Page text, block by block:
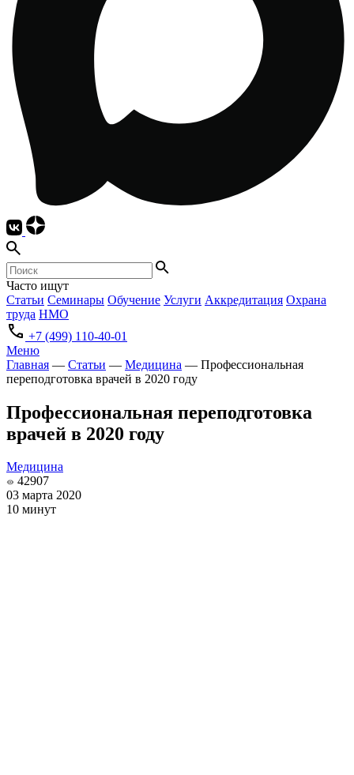
Часто ищут
Статьи Семинары Обучение Услуги Аккредитация Охрана
труда НМО
+7 (499) 110-40-01
Меню
Главная — Статьи — Медицина — Профессиональная
переподготовка врачей в 2020 году
Профессиональная переподготовка
врачей в 2020 году
Медицина
42907
03 марта 2020
10 минут